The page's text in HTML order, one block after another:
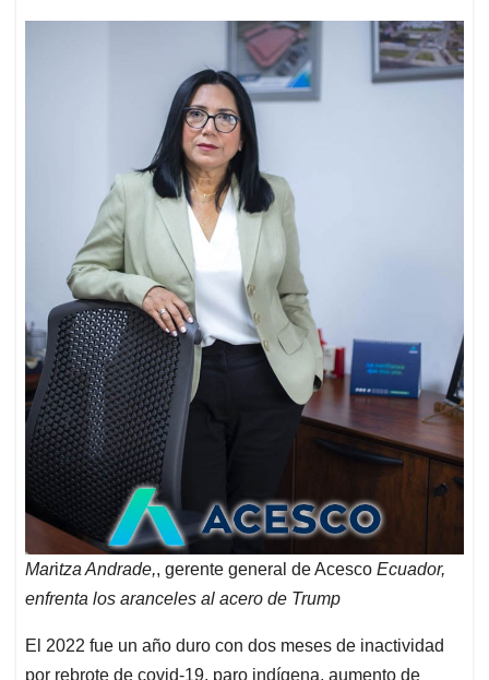
Maritza Andrade,, gerente general de Acesco Ecuador,
enfrenta los aranceles al acero de Trump
El 2022 fue un año duro con dos meses de inactividad
por rebrote de covid-19, paro indígena, aumento de